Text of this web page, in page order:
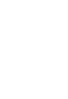
の若者にブ
まとめサ
ギーバージ
トアンテ
て結局どこ
ジャンル –